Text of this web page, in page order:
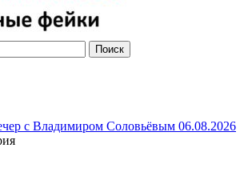
с Владимиром Соловьёвым 06.08.2026